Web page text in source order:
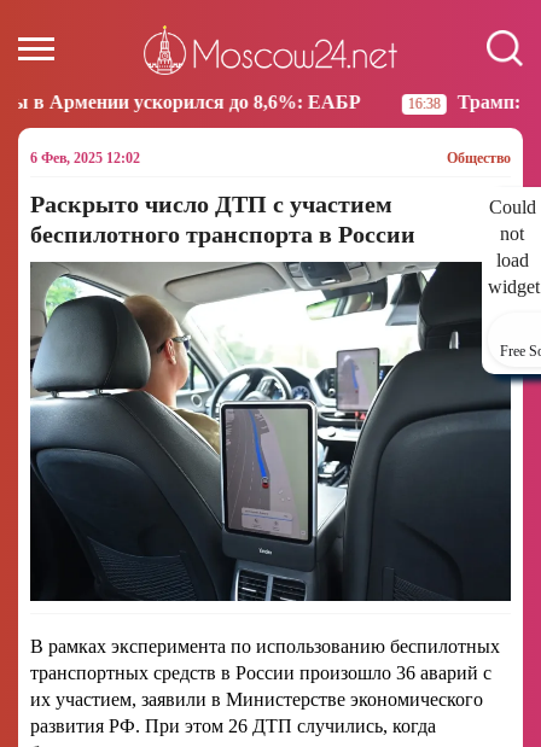
до 8,6%: ЕАБР 16:38 Трамп: США больше не
6 Фев, 2025 12:02 Общество
Could
not
load
Free
Раскрыто число ДТП с участием
беспилотного транспорта в России
В рамках эксперимента по использованию беспилотных
транспортных средств в России произошло 36 аварий с
их участием, заявили в Министерстве экономического
развития РФ. При этом 26 ДТП случились, когда